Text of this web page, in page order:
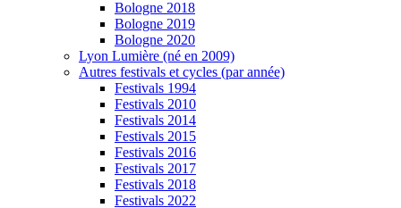
Bologne 2018
Bologne 2019
Bologne 2020
Lyon Lumière (né en 2009)
Autres festivals et cycles (par année)
Festivals 1994
Festivals 2010
Festivals 2014
Festivals 2015
Festivals 2016
Festivals 2017
Festivals 2018
Festivals 2022